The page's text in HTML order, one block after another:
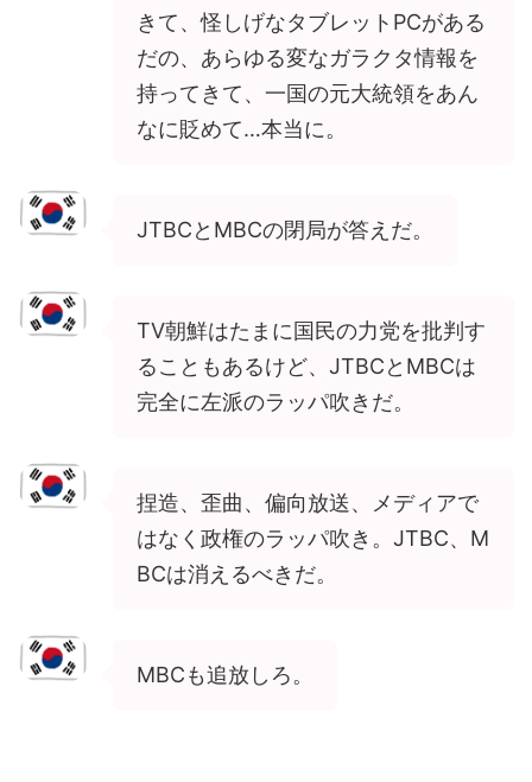
きて、怪しげなタブレットPCがある
だの、あらゆる変なガラクタ情報を
持ってきて、一国の元大統領をあん
なに貶めて…本当に。
JTBCとMBCの閉局が答えだ。
TV朝鮮はたまに国民の力党を批判す
ることもあるけど、JTBCとMBCは
完全に左派のラッパ吹きだ。
捏造、歪曲、偏向放送、メディアで
はなく政権のラッパ吹き。JTBC、M
BCは消えるべきだ。
MBCも追放しろ。